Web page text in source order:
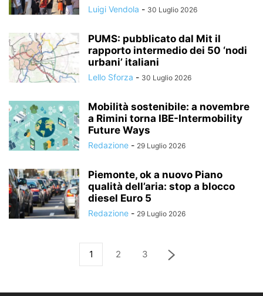
Luigi Vendola - 30 Luglio 2026
PUMS: pubblicato dal Mit il
rapporto intermedio dei 50 ‘nodi
urbani’ italiani
Lello Sforza - 30 Luglio 2026
Mobilità sostenibile: a novembre
a Rimini torna IBE-Intermobility
Future Ways
Redazione - 29 Luglio 2026
Piemonte, ok a nuovo Piano
qualità dell’aria: stop a blocco
diesel Euro 5
Redazione - 29 Luglio 2026
1 2 3